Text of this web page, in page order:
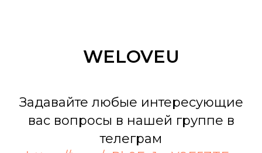
WELOVEU
Задавайте любые интересующие
вас вопросы в нашей группе в
телеграм